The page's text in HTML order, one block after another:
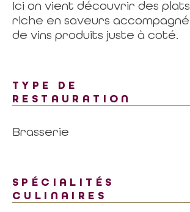
Ici on vient découvrir des plats
riche en saveurs accompagné
de vins produits juste à coté.
TYPE DE
RESTAURATION
Brasserie
SPÉCIALITÉS
CULINAIRES